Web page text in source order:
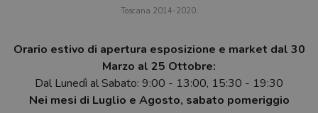
Toscana 2014-2020.
Orario estivo di apertura esposizione e market dal 30
Marzo al 25 Ottobre:
Dal Lunedì al Sabato: 9:00 - 13:00, 15:30 - 19:30
Nei mesi di Luglio e Agosto, sabato pomeriggio